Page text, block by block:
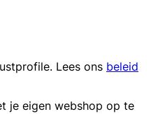
. Lees ons beleid
je eigen webshop op te